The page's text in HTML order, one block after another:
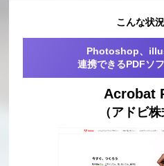
こんな状
Photoshop、
連携できるPDFソ
Acrobat
（アドビ株